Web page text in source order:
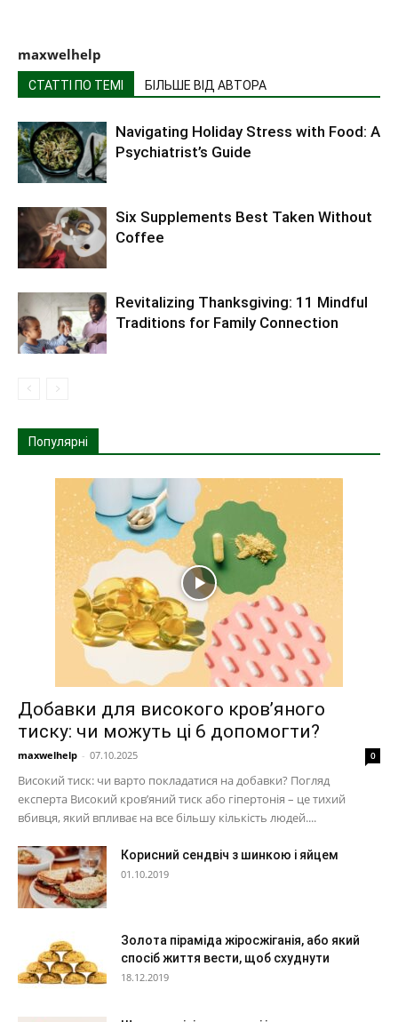
maxwelhelp
СТАТТІ ПО ТЕМІ БІЛЬШЕ ВІД АВТОРА
Navigating Holiday Stress with Food: A
Psychiatrist’s Guide
Six Supplements Best Taken Without
Coffee
Revitalizing Thanksgiving: 11 Mindful
Traditions for Family Connection
Популярні
Добавки для високого кров’яного
тиску: чи можуть ці 6 допомогти?
maxwelhelp - 07.10.2025 0
Високий тиск: чи варто покладатися на добавки? Погляд
експерта Високий кров’яний тиск або гіпертонія – це тихий
вбивця, який впливає на все більшу кількість людей....
Корисний сендвіч з шинкою і яйцем
01.10.2019
Золота піраміда жіросжіганія, або який
спосіб життя вести, щоб схуднути
18.12.2019